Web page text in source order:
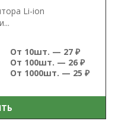
Li-ion
От 10шт. — 27 ₽
От 100шт. — 26 ₽
От 1000шт. — 25 ₽